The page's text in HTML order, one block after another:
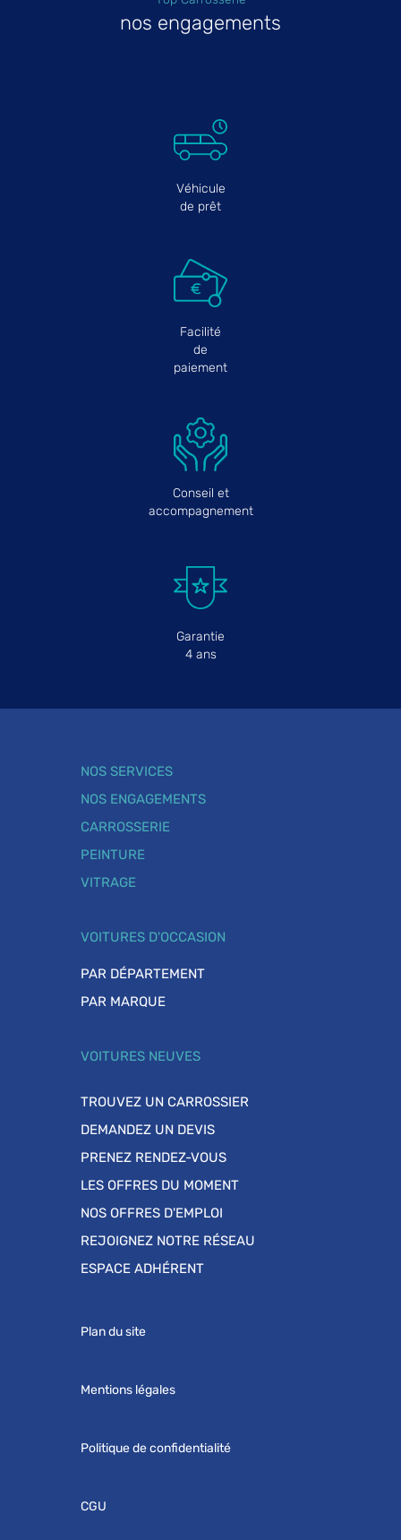
nos engagements
Véhicule
de prêt
Facilité
de
paiement
Conseil et
accompagnement
Garantie
4 ans
NOS SERVICES
NOS ENGAGEMENTS
CARROSSERIE
PEINTURE
VITRAGE
VOITURES D'OCCASION
PAR DÉPARTEMENT
PAR MARQUE
VOITURES NEUVES
TROUVEZ UN CARROSSIER
DEMANDEZ UN DEVIS
PRENEZ RENDEZ-VOUS
LES OFFRES DU MOMENT
NOS OFFRES D'EMPLOI
REJOIGNEZ NOTRE RÉSEAU
ESPACE ADHÉRENT
Plan du site
Mentions légales
Politique de confidentialité
CGU